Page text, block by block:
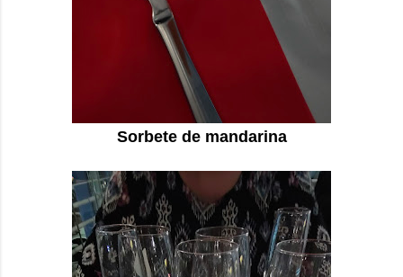
Sorbete de mandarina